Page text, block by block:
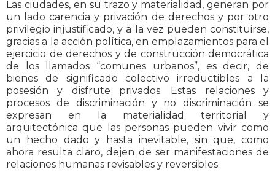
Las ciudades, en su trazo y materialidad, generan por
un lado carencia y privación de derechos y por otro
privilegio injustificado, y a la vez pueden constituirse,
gracias a la acción política, en emplazamientos para el
ejercicio de derechos y de construcción democrática
de los llamados “comunes urbanos”, es decir, de
bienes de significado colectivo irreductibles a la
posesión y disfrute privados. Estas relaciones y
procesos de discriminación y no discriminación se
expresan en la materialidad territorial y
arquitectónica que las personas pueden vivir como
un hecho dado y hasta inevitable, sin que, como
ahora resulta claro, dejen de ser manifestaciones de
relaciones humanas revisables y reversibles.